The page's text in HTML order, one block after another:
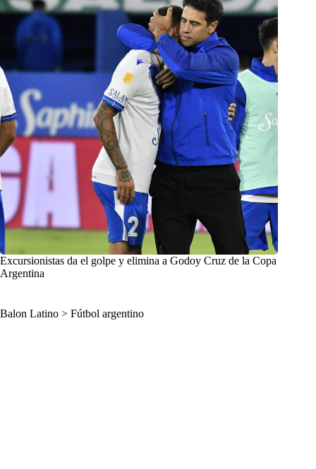
Excursionistas da el golpe y elimina a Godoy Cruz de la Copa
Argentina
Balon Latino > Fútbol argentino